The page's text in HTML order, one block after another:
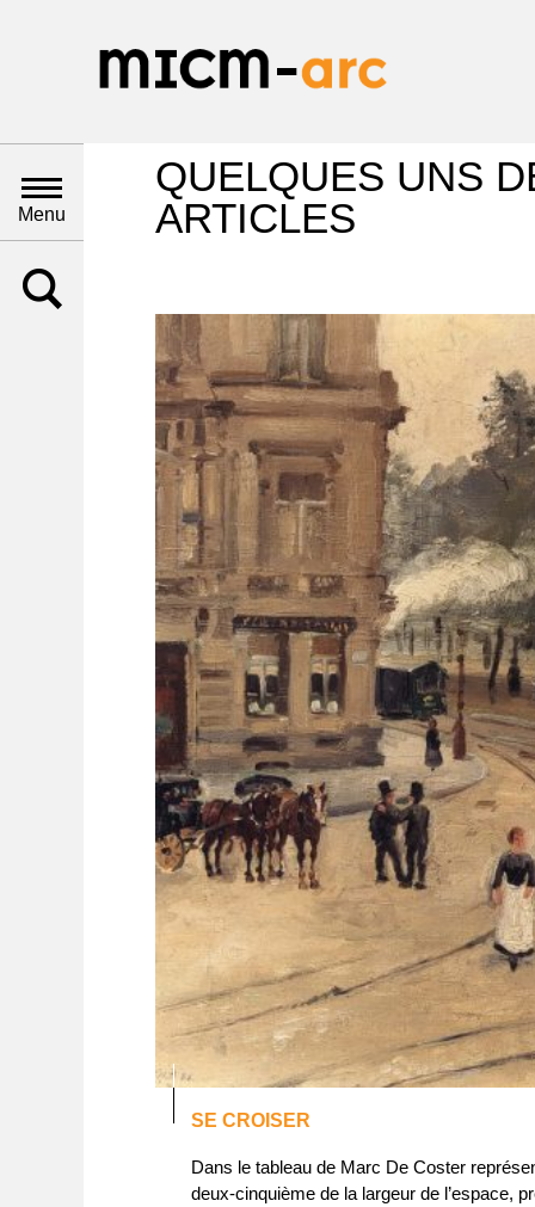
Menu
QUELQUES UNS
ARTICLES
SE CROISER
Dans le tableau de Marc De Coster
deux-cinquième de la largeur de l’espace,